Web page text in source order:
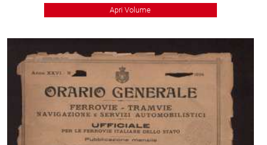
Apri Volume